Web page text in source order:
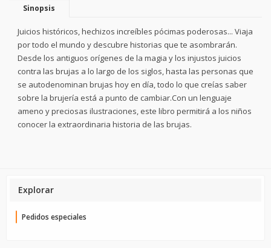
Sinopsis
Juicios históricos, hechizos increíbles pócimas poderosas... Viaja
por todo el mundo y descubre historias que te asombrarán.
Desde los antiguos orígenes de la magia y los injustos juicios
contra las brujas a lo largo de los siglos, hasta las personas que
se autodenominan brujas hoy en día, todo lo que creías saber
sobre la brujería está a punto de cambiar.Con un lenguaje
ameno y preciosas ilustraciones, este libro permitirá a los niños
conocer la extraordinaria historia de las brujas.
Explorar
Pedidos especiales